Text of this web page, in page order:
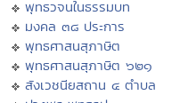
พุทธวจนในธรรมบท
มงคล ๓๘ ประการ
พุทธศาสนสุภาษิต
พุทธศาสนสุภาษิต ๖๒๑
สังเวชนียสถาน ๔ ตำบล